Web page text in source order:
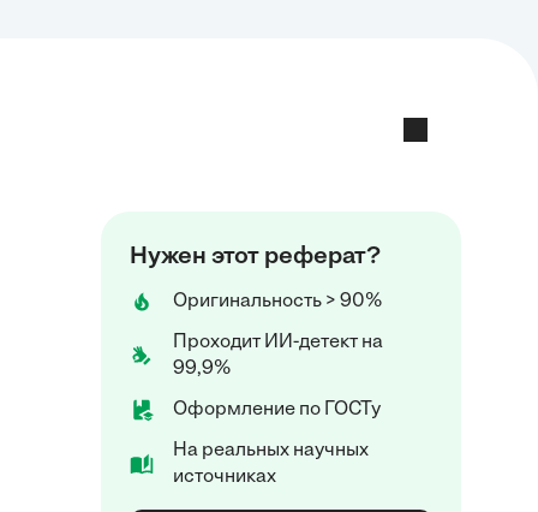
Нужен этот реферат?
Оригинальность > 90%
Проходит ИИ-детект на
99,9%
Оформление по ГОСТу
На реальных научных
источниках